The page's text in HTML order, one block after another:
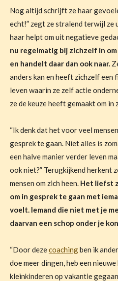
Nog altijd schrijft ze haar
echt!” zegt ze stralend terwijl ze
haar helpt om uit negatieve
nu regelmatig bij zichzelf in
en handelt daar dan ook naar.
anders kan en heeft zichzelf een
leven waarin ze zelf actie
ze de keuze heeft gemaakt om
“Ik denk dat het voor veel
gesprek te gaan. Niet alles is
een halve manier verder leven
ook niet?” Terugkijkend herkent
mensen om zich heen. Het liefst
om in gesprek te gaan met
voelt. Iemand die niet met je
daarvan een schop onder je
“Door dezecoachingben ik
doe meer dingen, heb een nieuwe
kleinkinderen op vakantie